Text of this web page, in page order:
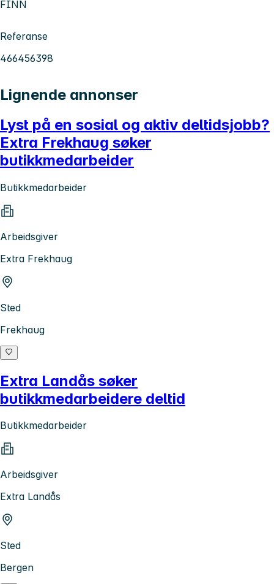
FINN
Referanse
466456398
Lignende annonser
Lyst på en sosial og aktiv deltidsjobb?
Extra Frekhaug søker
butikkmedarbeider
Butikkmedarbeider
Arbeidsgiver
Extra Frekhaug
Sted
Frekhaug
Extra Landås søker
butikkmedarbeidere deltid
Butikkmedarbeider
Arbeidsgiver
Extra Landås
Sted
Bergen